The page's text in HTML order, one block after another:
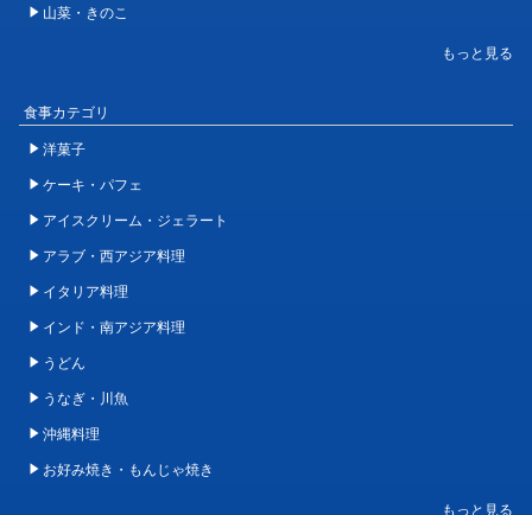
山菜・きのこ
食事カテゴリ
洋菓子
ケーキ・パフェ
アイスクリーム・ジェラート
アラブ・西アジア料理
イタリア料理
インド・南アジア料理
うどん
うなぎ・川魚
沖縄料理
お好み焼き・もんじゃ焼き